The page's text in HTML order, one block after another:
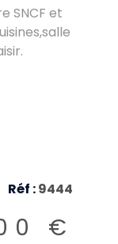
SNCF et
Réf :9444
€